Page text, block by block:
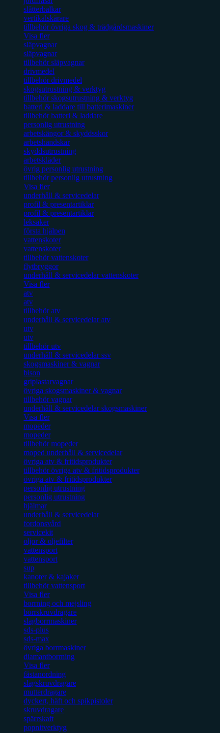
slåtterbalkar
vertikalskärare
tillbehör övriga skog & trädgårdsmaskiner
Visa fler
släpvagnar
släpvagnar
tillbehör släpvagnar
drivmedel
tillbehör drivmedel
skogsutrustning & verktyg
tillbehör skogsutrustning & verktyg
batteri & laddare till batterimaskiner
tillbehör batteri & laddare
personlig utrustning
arbetskängor & skyddsskor
arbetshandskar
skyddsutrustning
arbetskläder
övrig personlig utrustning
tillbehör personlig utrustning
Visa fler
underhåll & servicedelar
profil & presentartiklar
profil & presentartiklar
leksaker
första hjälpen
vattenskoter
vattenskoter
tillbehör vattenskoter
flytbryggor
underhåll & servicedelar vattenskoter
Visa fler
atv
atv
tillbehör atv
underhåll & servicedelar atv
utv
utv
tillbehör utv
underhåll & servicedelar ssv
skogsmaskiner & vagnar
bison
griplastarvagnar
övriga skogsmaskiner & vagnar
tillbehör vagnar
underhåll & servicedelar skogsmaskiner
Visa fler
mopeder
mopeder
tillbehör mopeder
moped underhåll & servicedelar
övriga atv & fritidsprodukter
tillbehör övriga atv & fritidsprodukter
övriga atv & fritidsprodukter
personlig utrustning
personlig utrustning
hjälmar
underhåll & servicedelar
fordonsvård
servicekit
oljor & oljefilter
vattensport
vattensport
sup
kanoter & kajaker
tillbehör vattensport
Visa fler
borrning och mejsling
borrskruvdragare
slagborrmaskiner
sds-plus
sds-max
övriga borrmaskiner
diamantborrning
Visa fler
fästanordning
slagskruvdragare
mutterdragare
dyckert, häft och spikpistoler
skruvdragare
spärrskaft
popnitverktyg